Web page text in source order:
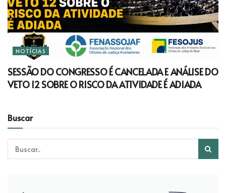
NOTÍCIAS
SESSÃO DO CONGRESSO É CANCELADA E ANÁLISE DO
VETO 12 SOBRE O RISCO DA ATIVIDADE É ADIADA
Buscar